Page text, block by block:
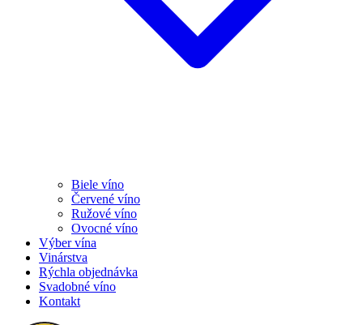
Biele víno
Červené víno
Ružové víno
Ovocné víno
Výber vína
Vinárstva
Rýchla objednávka
Svadobné víno
Kontakt